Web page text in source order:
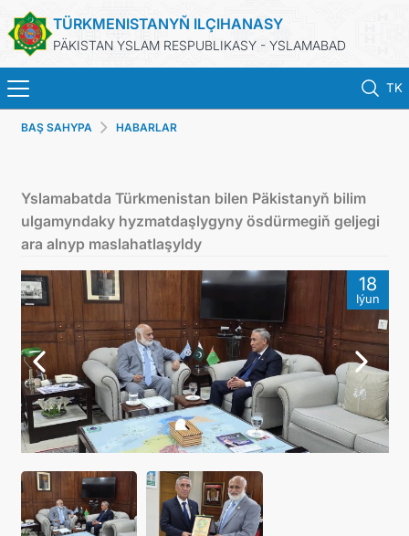
TÜRKMENISTANYŇ ILÇIHANASY
PÄKISTAN YSLAM RESPUBLIKASY - YSLAMABAD
TK
BAŞ SAHYPA
TÜRKMENISTAN
KONSULLYK HYZMATLARY
TÜRKMENISTANDA MAÝA GOÝ
TÜRKMENISTANYŇ SYÝAHATÇYLYK KÄRHANALARY
DIM
ARAGATNAŞYK
BAŞ SAHYPA HABARLAR
Yslamabatda Türkmenistan bilen Päkistanyň bilim
ulgamyndaky hyzmatdaşlygyny ösdürmegiň geljegi
ara alnyp maslahatlaşyldy
18
Iýun